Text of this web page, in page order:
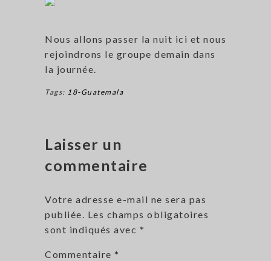
Nous allons passer la nuit ici et nous
rejoindrons le groupe demain dans
la journée.
Tags: 18-Guatemala
Laisser un
commentaire
Votre adresse e-mail ne sera pas
publiée. Les champs obligatoires
sont indiqués avec *
Commentaire *